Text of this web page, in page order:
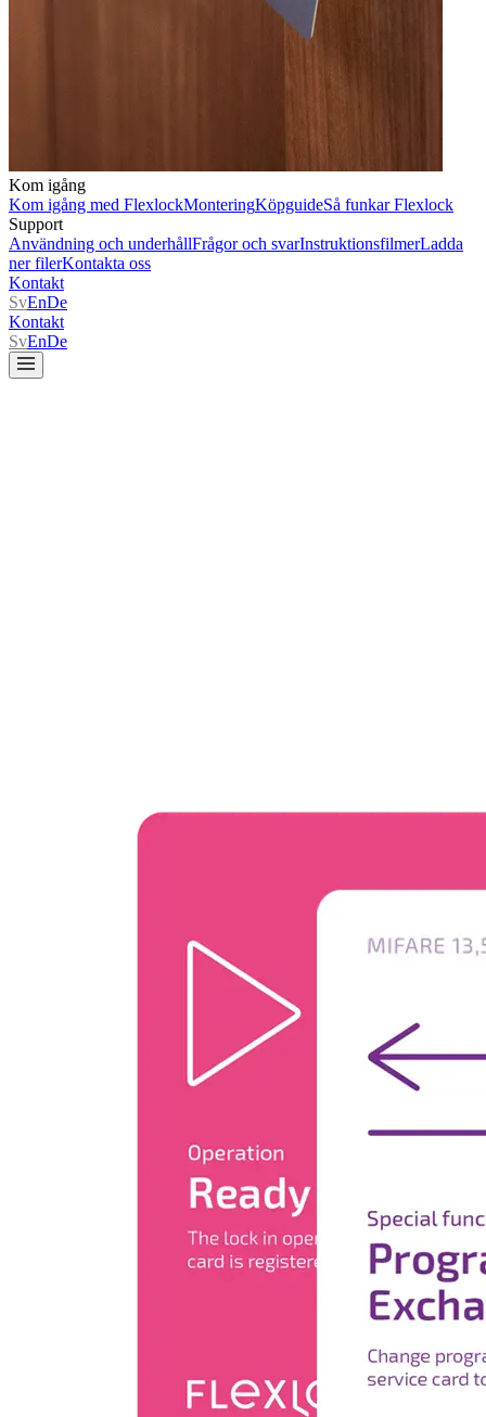
Kom igång
Kom igång med FlexlockMonteringKöpguideSå funkar Flexlock
Support
Användning och underhållFrågor och svarInstruktionsfilmerLadda
ner filerKontakta oss
Kontakt
SvEnDe
Kontakt
SvEnDe